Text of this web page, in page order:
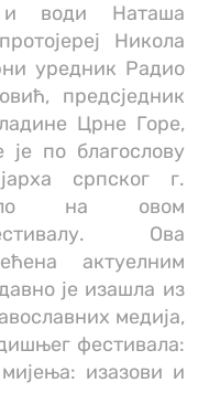
и води Наташа
Никола
уредник Радио
предсједник
Црне Горе,
по благослову
српског г.
на овом
Ова
актуелним
је изашла из
медија,
фестивала:
изазови и